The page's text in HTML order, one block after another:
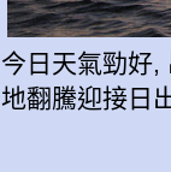
今日天氣勁好,
地翻騰迎接日